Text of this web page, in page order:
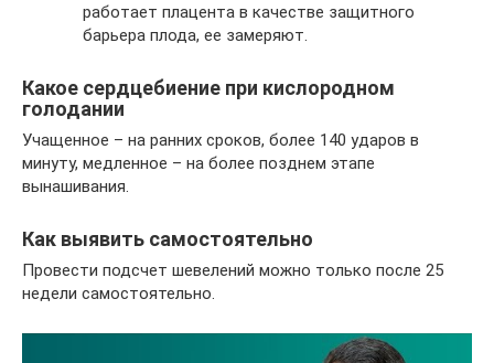
работает плацента в качестве защитного
барьера плода, ее замеряют.
Какое сердцебиение при кислородном
голодании
Учащенное – на ранних сроков, более 140 ударов в
минуту, медленное – на более позднем этапе
вынашивания.
Как выявить самостоятельно
Провести подсчет шевелений можно только после 25
недели самостоятельно.